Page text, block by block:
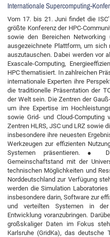
Internationale Supercomputing-
Vom 17. bis 21. Juni findet die
größte Konferenz der HPC-
sowie den Bereichen
ausgezeichnete Plattform, um sich
auszutauschen. Dabei werden vor
Exascale-Computing,
HPC thematisiert. In zahlreichen
internationale Experten ihre
die traditionelle Präsentation der
der Welt sein. Die Zentren der
um ihre Expertise im
sowie Grid- und Cloud-
Zentren HLRS, JSC und LRZ sowie
insbesondere ihre neuesten
Werkzeugen zur effizienten
Systemen präsentieren. ●
Gemeinschaftstand mit der
technischen Möglichkeiten und
Norddeutschland zur Verfügung
werden die Simulation
insbesondere darin, Software zur
und verteilten Systemen in der
Entwicklung voranzubringen.
großskaliger Daten im Fokus
Karlsruhe (GridKa), das deutsche